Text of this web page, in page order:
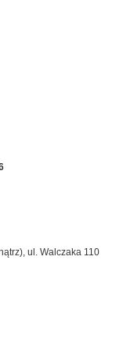
ul. Walczaka 110